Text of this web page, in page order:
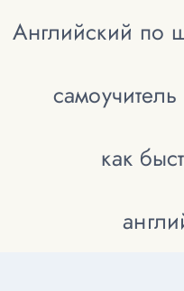
Английский по
как